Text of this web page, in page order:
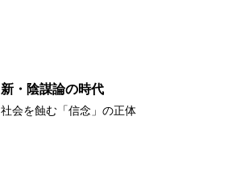
新・陰謀論の時代
社会を蝕む「信念」の正体